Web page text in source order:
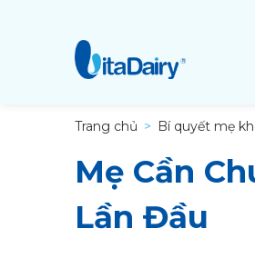
Trang chủ Bí quyết mẹ
Mẹ Cần
Lần Đầu